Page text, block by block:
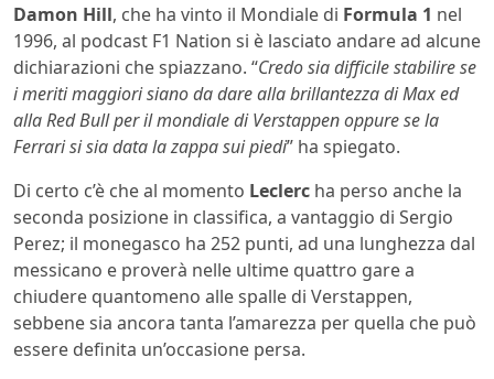
Damon Hill, che ha vinto il Mondiale di Formula 1 nel
1996, al podcast F1 Nation si è lasciato andare ad alcune
dichiarazioni che spiazzano. “Credo sia difficile stabilire se
i meriti maggiori siano da dare alla brillantezza di Max ed
alla Red Bull per il mondiale di Verstappen oppure se la
Ferrari si sia data la zappa sui piedi” ha spiegato.
Di certo c’è che al momento Leclerc ha perso anche la
seconda posizione in classifica, a vantaggio di Sergio
Perez; il monegasco ha 252 punti, ad una lunghezza dal
messicano e proverà nelle ultime quattro gare a
chiudere quantomeno alle spalle di Verstappen,
sebbene sia ancora tanta l’amarezza per quella che può
essere definita un’occasione persa.